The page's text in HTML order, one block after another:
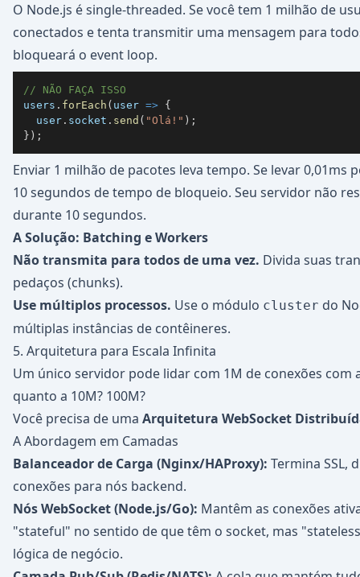
O Node.js é single-threaded. Se você tem 1 milhão de
conectados e tenta transmitir uma mensagem para
bloqueará o event loop.
// NÃO FAÇA ISSO
users . forEach ( user => {
  user
. socket . send ( "Olá!" ) ;
} ) ;
Enviar 1 milhão de pacotes leva tempo. Se levar 0,01ms
10 segundos de tempo de bloqueio. Seu servidor não
durante 10 segundos.
A Solução: Batching e Workers
Não transmita para todos de uma vez. Divida suas
pedaços (chunks).
Use múltiplos processos. Use o módulo cluster do
múltiplas instâncias de contêineres.
5. Arquitetura para Escala Infinita
Um único servidor pode lidar com 1M de conexões com
quanto a 10M? 100M?
Você precisa de uma Arquitetura WebSocket
A Abordagem em Camadas
Balanceador de Carga (Nginx/HAProxy): Termina SSL,
conexões para nós backend.
Nós WebSocket (Node.js/Go): Mantêm as conexões
"stateful" no sentido de que têm o socket, mas
lógica de negócio.